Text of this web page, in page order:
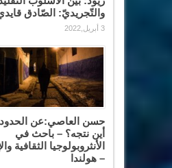
والتّجريديّ: الصّادق
3 أبريل,2022
حسن العاصي:عن
أين نتجه؟ – باحث في
الأنثروبولوجيا الثقافية
– هولندا